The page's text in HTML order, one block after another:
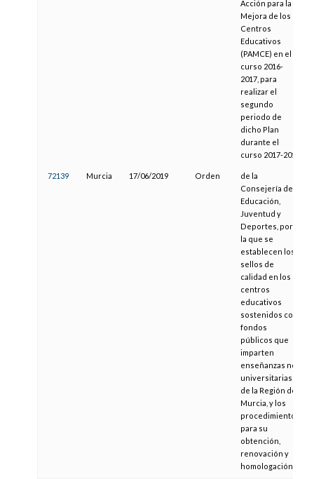
Acción para la
Mejora de los
Centros
Educativos
(PAMCE) en el
curso 2016-
2017, para
realizar el
segundo
periodo de
dicho Plan
durante el
curso 2017-2018
72139 Murcia 17/06/2019 Orden
de la
Consejería de
Educación,
Juventud y
Deportes, por
la que se
establecen los
sellos de
calidad en los
centros
educativos
sostenidos con
fondos
públicos que
imparten
enseñanzas no
universitarias
de la Región de
Murcia, y los
procedimientos
para su
obtención,
renovación y
homologación